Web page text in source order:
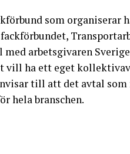
som organiserar
arbetsgivaren
vill ha ett eget
till att det avtal som
hela branschen.